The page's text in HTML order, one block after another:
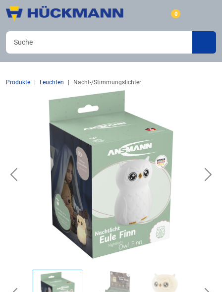
0
Produkte Leuchten Nacht-/Stimmungslichter
Previous